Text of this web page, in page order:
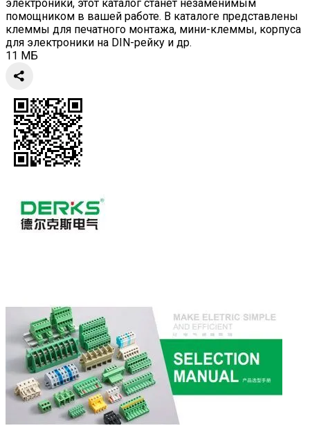
электроники, этот каталог станет незаменимым
помощником в вашей работе. В каталоге представлены
клеммы для печатного монтажа, мини-клеммы, корпуса
для электроники на DIN-рейку и др.
11 МБ